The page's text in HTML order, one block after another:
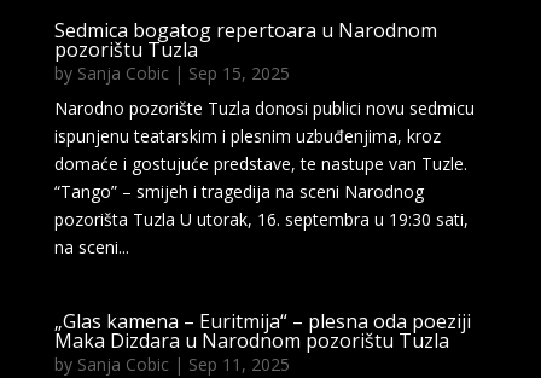
Sedmica bogatog repertoara u Narodnom
pozorištu Tuzla
by Sanja Cobic| Sep 15, 2025
Narodno pozorište Tuzla donosi publici novu sedmicu
ispunjenu teatarskim i plesnim uzbuđenjima, kroz
domaće i gostujuće predstave, te nastupe van Tuzle.
“Tango” – smijeh i tragedija na sceni Narodnog
pozorišta Tuzla U utorak, 16. septembra u 19:30 sati,
na sceni...
„Glas kamena – Euritmija“ – plesna oda poeziji
Maka Dizdara u Narodnom pozorištu Tuzla
by Sanja Cobic| Sep 11, 2025